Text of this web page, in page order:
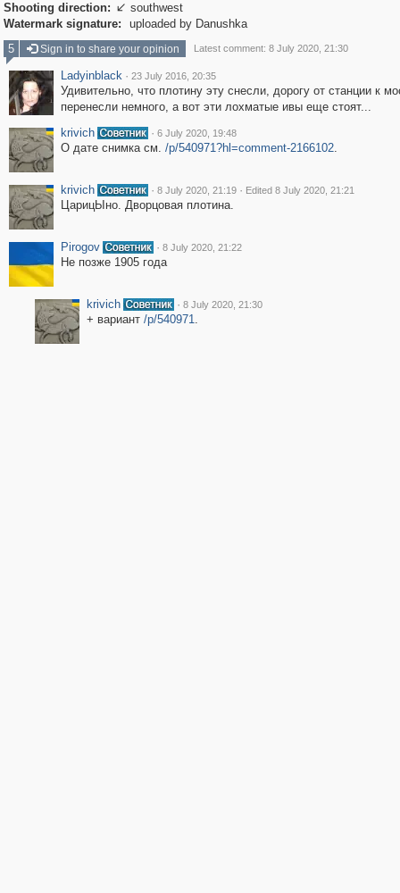
Shooting direction:  southwest
Watermark signature:
uploaded by Danushka
5
Sign in to share your opinion Latest comment: 8 July 2020, 21:30
Ladyinblack · 23 July 2016, 20:35
Удивительно, что плотину эту снесли, дорогу от станции к
перенесли немного, а вот эти лохматые ивы еще стоят...
krivich
· 6 July 2020, 19:48
О дате снимка см. /p/540971?hl=comment-2166102.
krivich · 8 July 2020, 21:19 · Edited 8 July 2020, 21:21
ЦарицЫно. Дворцовая плотина.
Pirogov · 8 July 2020, 21:22
Не позже 1905 года
krivich · 8 July 2020, 21:30
+ вариант /p/540971.